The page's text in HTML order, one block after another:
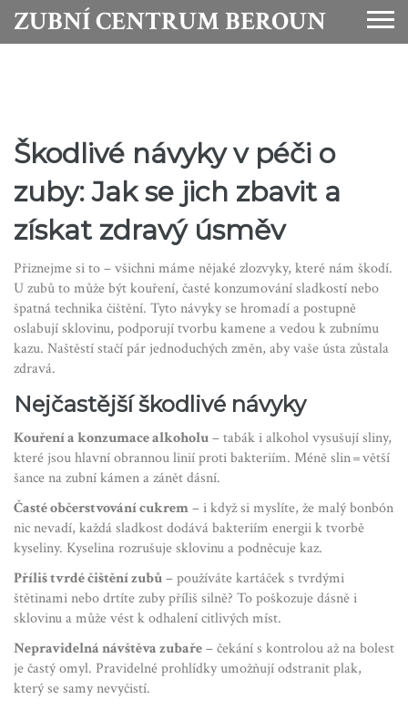
ZUBNÍ CENTRUM BEROUN
Škodlivé návyky v péči o
zuby: Jak se jich zbavit a
získat zdravý úsměv
Přiznejme si to – všichni máme nějaké zlozvyky, které nám škodí.
U zubů to může být kouření, časté konzumování sladkostí nebo
špatná technika čištění. Tyto návyky se hromadí a postupně
oslabují sklovinu, podporují tvorbu kamene a vedou k zubnímu
kazu. Naštěstí stačí pár jednoduchých změn, aby vaše ústa zůstala
zdravá.
Nejčastější škodlivé návyky
Kouření a konzumace alkoholu– tabák i alkohol vysušují sliny,
které jsou hlavní obrannou linií proti bakteriím. Méně slin = větší
šance na zubní kámen a zánět dásní.
Časté občerstvování cukrem– i když si myslíte, že malý bonbón
nic nevadí, každá sladkost dodává bakteriím energii k tvorbě
kyseliny. Kyselina rozrušuje sklovinu a podněcuje kaz.
Příliš tvrdé čištění zubů– používáte kartáček s tvrdými
štětinami nebo drtíte zuby příliš silně? To poškozuje dásně i
sklovinu a může vést k odhalení citlivých míst.
Nepravidelná návštěva zubaře– čekání s kontrolou až na bolest
je častý omyl. Pravidelné prohlídky umožňují odstranit plak,
který se samy nevyčistí.